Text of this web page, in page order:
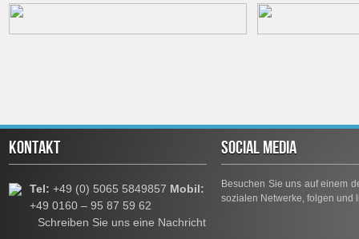
KONTAKT
Tel: +49 (0) 5065 5849857 Mobil:
+49 0160 – 95 87 59 62
Schreiben Sie uns eine Nachricht
SOCIAL MEDIA
Besuchen Sie uns auf einem
sozialen Netwerke, folgen und